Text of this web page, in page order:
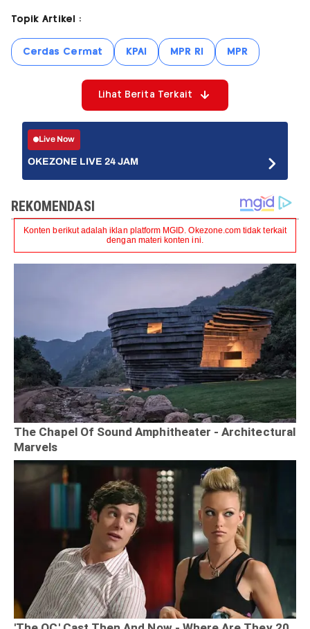
Topik Artikel :
Cerdas Cermat KPAI MPR RI MPR
Lihat Berita Terkait
Live Now
OKEZONE LIVE 24 JAM